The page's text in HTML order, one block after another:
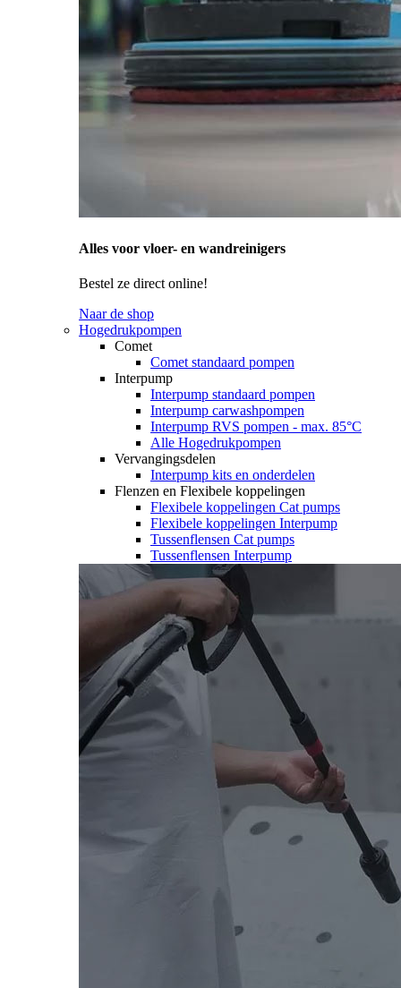
Alles voor vloer- en wandreinigers
Bestel ze direct online!
Naar de shop
Hogedrukpompen
Comet
Comet standaard pompen
Interpump
Interpump standaard pompen
Interpump carwashpompen
Interpump RVS pompen - max. 85°C
Alle Hogedrukpompen
Vervangingsdelen
Interpump kits en onderdelen
Flenzen en Flexibele koppelingen
Flexibele koppelingen Cat pumps
Flexibele koppelingen Interpump
Tussenflensen Cat pumps
Tussenflensen Interpump